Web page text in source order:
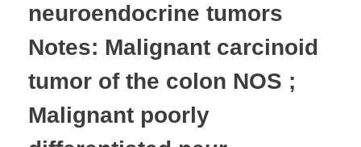
neuroendocrine tumors
Notes: Malignant carcinoid
tumor of the colon NOS ;
Malignant poorly